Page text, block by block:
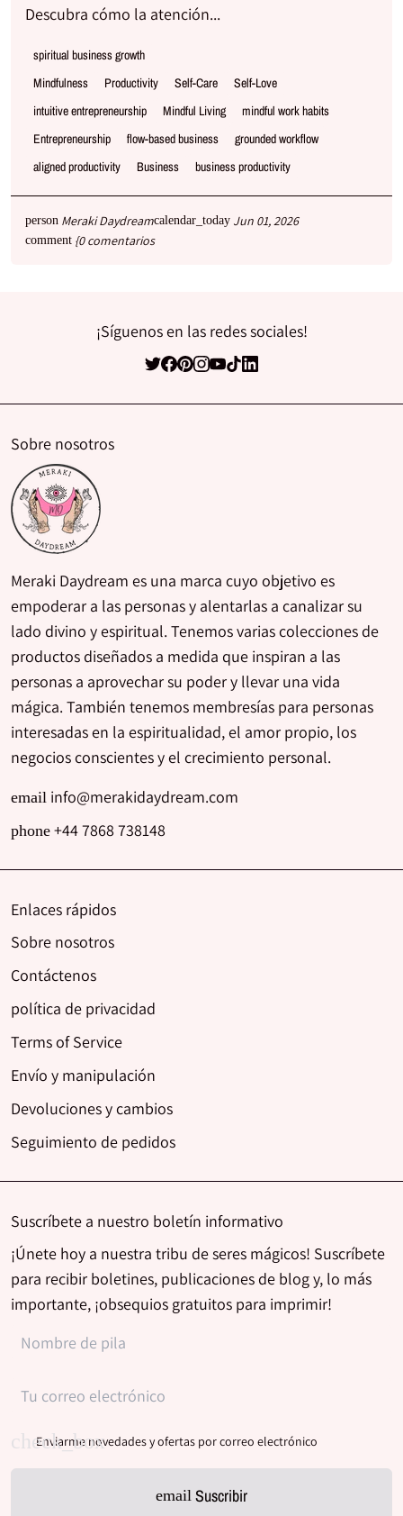
Descubra cómo la atención...
aligned productivity Business business productivity
Entrepreneurship flow-based business grounded workflow
intuitive entrepreneurship Mindful Living mindful work habits
Mindfulness Productivity Self-Care Self-Love
spiritual business growth
person Meraki Daydreamcalendar_today Jun 01, 2026
comment {0 comentarios
¡Síguenos en las redes sociales!
Sobre nosotros
Meraki Daydream es una marca cuyo objetivo es
empoderar a las personas y alentarlas a canalizar su
lado divino y espiritual. Tenemos varias colecciones de
productos diseñados a medida que inspiran a las
personas a aprovechar su poder y llevar una vida
mágica. También tenemos membresías para personas
interesadas en la espiritualidad, el amor propio, los
negocios conscientes y el crecimiento personal.
email info@merakidaydream.com
phone +44 7868 738148
Enlaces rápidos
Sobre nosotros
Contáctenos
política de privacidad
Terms of Service
Envío y manipulación
Devoluciones y cambios
Seguimiento de pedidos
Suscríbete a nuestro boletín informativo
¡Únete hoy a nuestra tribu de seres mágicos! Suscríbete
para recibir boletines, publicaciones de blog y, lo más
importante, ¡obsequios gratuitos para imprimir!
Enviarme novedades y ofertas por correo electrónico
email Suscribir